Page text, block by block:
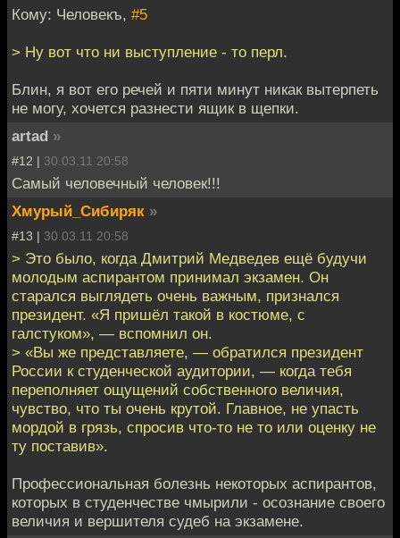
Кому: Человекъ, #5
> Ну вот что ни выступление - то перл.
Блин, я вот его речей и пяти минут никак вытерпеть
не могу, хочется разнести ящик в щепки.
artad »
#12 | 30.03.11 20:58
Самый человечный человек!!!
Хмурый_Сибиряк »
#13 | 30.03.11 20:58
> Это было, когда Дмитрий Медведев ещё будучи
молодым аспирантом принимал экзамен. Он
старался выглядеть очень важным, признался
президент. «Я пришёл такой в костюме, с
галстуком», — вспомнил он.
> «Вы же представляете, — обратился президент
России к студенческой аудитории, — когда тебя
переполняет ощущений собственного величия,
чувство, что ты очень крутой. Главное, не упасть
мордой в грязь, спросив что-то не то или оценку не
ту поставив».
Профессиональная болезнь некоторых аспирантов,
которых в студенчестве чмырили - осознание своего
величия и вершителя судеб на экзамене.